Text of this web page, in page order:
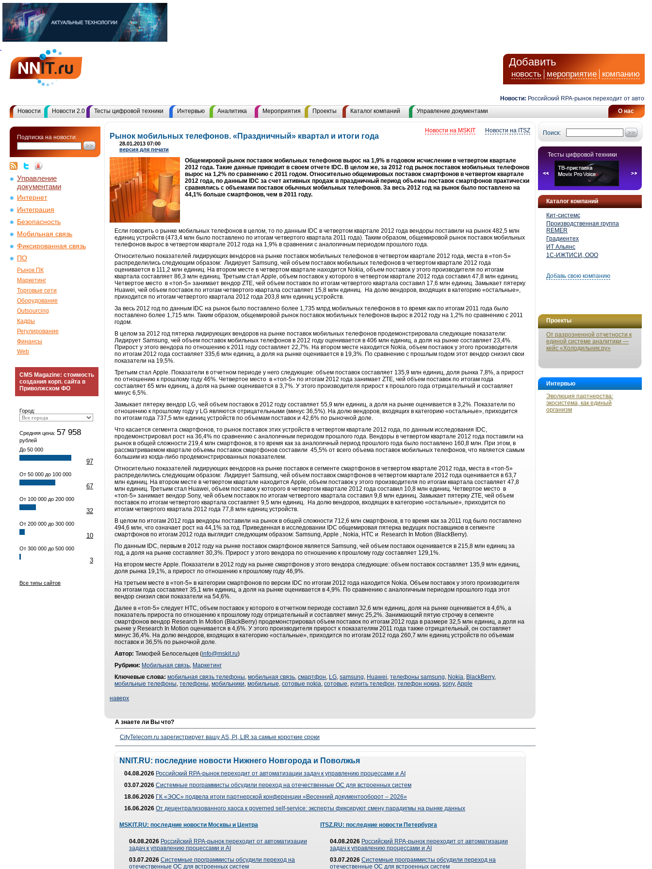
Добавить
новость мероприятие компанию
Новости: Российский RPA-рынок переходит от
О нас
Новости Новости 2.0 Тесты цифровой техники Интервью Аналитика Мероприятия Проекты Каталог компаний Управление документами
Подписка на новости:
Управление
документами
Интернет
Интеграция
Безопасность
Мобильная связь
Фиксированная связь
ПО
Рынок ПК
Маркетинг
Торговые сети
Оборудование
Outsourcing
Кадры
Регулирование
Финансы
Web
CMS Magazine: стоимость
создания корп. сайта в
Приволжском ФО
Город:
Средняя цена: 57 958
рублей
До 50 000
97
От 50 000 до 100 000
67
От 100 000 до 200 000
32
От 200 000 до 300 000
10
От 300 000 до 500 000
3
Все типы сайтов
Поиск:
Тесты цифровой техники
Каталог компаний
Кит-системс
Производственная группа
REMER
Градиентех
ИТ Альянс
1С-ИЖТИСИ, ООО
Добавь свою компанию
Проекты
От разрозненной отчетности к
единой системе аналитики —
кейс «Холодильник.ру»
Интервью
Эволюция партнерства:
экосистема, как единый
организм
Новости на ITSZ
Новости на MSKIT
Рынок мобильных телефонов. «Праздничный» квартал и итоги года
28.01.2013 07:00
версия для печати
Общемировой рынок поставок мобильных телефонов вырос на 1,9% в годовом исчислении в четвертом квартале
2012 года. Такие данные приводит в своем отчете IDC. В целом же, за 2012 год рынок поставок мобильных телефонов
вырос на 1,2% по сравнению с 2011 годом. Относительно общемировых поставок смартфонов в четвертом квартале
2012 года, по данным IDC за счет активных продаж в праздничный период объемы поставок смартфонов практически
сравнялись с объемами поставок обычных мобильных телефонов. За весь 2012 год на рынок было поставлено на
44,1% больше смартфонов, чем в 2011 году.
Если говорить о рынке мобильных телефонов в целом, то по данным IDC в четвертом квартале 2012 года вендоры поставили на рынок 482,5 млн
единиц устройств (473,4 млн было поставлено по итогам четвертого квартала 2011 года). Таким образом, общемировой рынок поставок мобильных
телефонов вырос в четвертом квартале 2012 года на 1,9% в сравнении с аналогичным периодом прошлого года.
Относительно показателей лидирующих вендоров на рынке поставок мобильных телефонов в четвертом квартале 2012 года, места в «топ-5»
распределились следующим образом: Лидирует Samsung, чей объем поставок мобильных телефонов в четвертом квартале 2012 года
оценивается в 111,2 млн единиц. На втором месте в четвертом квартале находится Nokia, объем поставок у этого производителя по итогам
квартала составляет 86,3 млн единиц. Третьим стал Apple, объем поставок у которого в четвертом квартале 2012 года составил 47,8 млн единиц.
Четвертое место в «топ-5» занимает вендор ZTE, чей объем поставок по итогам четвертого квартала составил 17,6 млн единиц. Замыкает пятерку
Huawei, чей объем поставок по итогам четвертого квартала составляет 15,8 млн единиц. На долю вендоров, входящих в категорию «остальные»,
приходится по итогам четвертого квартала 2012 года 203,8 млн единиц устройств.
За весь 2012 год по данным IDC на рынок было поставлено более 1,735 млрд мобильных телефонов в то время как по итогам 2011 года было
поставлено более 1,715 млн. Таким образом, общемировой рынок поставок мобильных телефонов вырос в 2012 году на 1,2% по сравнению с 2011
годом.
В целом за 2012 год пятерка лидирующих вендоров на рынке поставок мобильных телефонов продемонстрировала следующие показатели:
Лидирует Samsung, чей объем поставок мобильных телефонов в 2012 году оценивается в 406 млн единиц, а доля на рынке составляет 23,4%.
Прирост у этого вендора по отношению к 2011 году составляет 22,7%. На втором месте находится Nokia, объем поставок у этого производителя
по итогам 2012 года составляет 335,6 млн единиц, а доля на рынке оценивается в 19,3%. По сравнению с прошлым годом этот вендор снизил свои
показатели на 19,5%.
Третьим стал Apple. Показатели в отчетном периоде у него следующие: объем поставок составляет 135,9 млн единиц, доля рынка 7,8%, а прирост
по отношению к прошлому году 46%. Четвертое место в «топ-5» по итогам 2012 года занимает ZTE, чей объем поставок по итогам года
составляет 65 млн единиц, а доля на рынке оценивается в 3,7%. У этого производителя прирост к прошлого года отрицательный и составляет
минус 6,5%.
Замыкает пятерку вендор LG, чей объем поставок в 2012 году составляет 55,9 млн единиц, а доля на рынке оценивается в 3,2%. Показатели по
отношению к прошлому году у LG являются отрицательными (минус 36,5%). На долю вендоров, входящих в категорию «остальные», приходится
по итогам года 737,5 млн единиц устройств по объемам поставок и 42,6% по рыночной доле.
Что касается сегмента смартфонов, то рынок поставок этих устройств в четвертом квартале 2012 года, по данным исследования IDC,
продемонстрировал рост на 36,4% по сравнению с аналогичным периодом прошлого года. Вендоры в четвертом квартале 2012 года поставили на
рынок в общей сложности 219,4 млн смартфонов, в то время как за аналогичный период прошлого года было поставлено 160,8 млн. При этом, в
рассматриваемом квартале объемы поставок смартфонов составили 45,5% от всего объема поставок мобильных телефонов, что является самым
большим из когда-либо продемонстрированных показателем.
Относительно показателей лидирующих вендоров на рынке поставок в сегменте смартфонов в четвертом квартале 2012 года, места в «топ-5»
распределились следующим образом: Лидирует Samsung, чей объем поставок смартфонов в четвертом квартале 2012 года оценивается в 63,7
млн единиц. На втором месте в четвертом квартале находится Apple, объем поставок у этого производителя по итогам квартала составляет 47,8
млн единиц. Третьим стал Huawei, объем поставок у которого в четвертом квартале 2012 года составил 10,8 млн единиц. Четвертое место в
«топ-5» занимает вендор Sony, чей объем поставок по итогам четвертого квартала составил 9,8 млн единиц. Замыкает пятерку ZTE, чей объем
поставок по итогам четвертого квартала составляет 9,5 млн единиц. На долю вендоров, входящих в категорию «остальные», приходится по
итогам четвертого квартала 2012 года 77,8 млн единиц устройств.
В целом по итогам 2012 года вендоры поставили на рынок в общей сложности 712,6 млн смартфонов, в то время как за 2011 год было поставлено
494,6 млн, что означает рост на 44,1% за год. Приведенная в исследовании IDC общемировая пятерка ведущих поставщиков в сегменте
смартфонов по итогам 2012 года выглядит следующим образом: Samsung, Apple , Nokia, HTC и Research In Motion (BlackBerry).
По данным IDC, первым в 2012 году на рынке поставок смартфонов является Samsung, чей объем поставок оценивается в 215,8 млн единиц за
год, а доля на рынке составляет 30,3%. Прирост у этого вендора по отношению к прошлому году составляет 129,1%.
На втором месте Apple. Показатели в 2012 году на рынке смартфонов у этого вендора следующие: объем поставок составляет 135,9 млн единиц,
доля рынка 19,1%, а прирост по отношению к прошлому году 46,9%.
На третьем месте в «топ-5» в категории смартфонов по версии IDC по итогам 2012 года находится Nokia. Объем поставок у этого производителя
по итогам года составляет 35,1 млн единиц, а доля на рынке оценивается в 4,9%. По сравнению с аналогичным периодом прошлого года этот
вендор снизил свои показатели на 54,6%.
Далее в «топ-5» следует HTC, объем поставок у которого в отчетном периоде составил 32,6 млн единиц, доля на рынке оценивается в 4,6%, а
показатель прироста по отношению к прошлому году отрицательный и составляет минус 25,2%. Занимающий пятую строчку в сегменте
смартфонов вендор Research In Motion (BlackBerry) продемонстрировал объем поставок по итогам 2012 года в размере 32,5 млн единиц, а доля на
рынке у Research In Motion оценивается в 4,6%. У этого производителя прирост к показателям 2011 года также отрицательный, он составляет
минус 36,4%. На долю вендоров, входящих в категорию «остальные», приходится по итогам 2012 года 260,7 млн единиц устройств по объемам
поставок и 36,5% по рыночной доле.
Автор: Тимофей Белосельцев (info@mskit.ru)
Рубрики: Мобильная связь, Маркетинг
Ключевые слова: мобильная связь телефоны, мобильная связь, смартфон, LG, samsung, Huawei, телефоны samsung, Nokia, BlackBerrу,
мобильные телефоны, телефоны, мобильники, мобильные, сотовые nokia, сотовые, купить телефон, телефон нокиа, sony,Apple
наверх
А знаете ли Вы что?
CityTelecom.ru зарегистрирует вашу AS, PI, LIR за самые короткие сроки
NNIT.RU: последние новости Нижнего Новгорода и Поволжья
04.08.2026 Российский RPA-рынок переходит от автоматизации задач к управлению процессами и AI
03.07.2026 Системные программисты обсудили переход на отечественные ОС для встроенных систем
18.06.2026 ГК «ЭОС» подвела итоги партнерской конференции «Весенний документооборот – 2026»
16.06.2026 От децентрализованного хаоса к governed self-service: эксперты фиксируют смену парадигмы на рынке данных
MSKIT.RU: последние новости Москвы и Центра
04.08.2026 Российский RPA-рынок переходит от автоматизации
задач к управлению процессами и AI
03.07.2026 Системные программисты обсудили переход на
отечественные ОС для встроенных систем
ITSZ.RU: последние новости Петербурга
04.08.2026 Российский RPA-рынок переходит от автоматизации
задач к управлению процессами и AI
03.07.2026 Системные программисты обсудили переход на
отечественные ОС для встроенных систем